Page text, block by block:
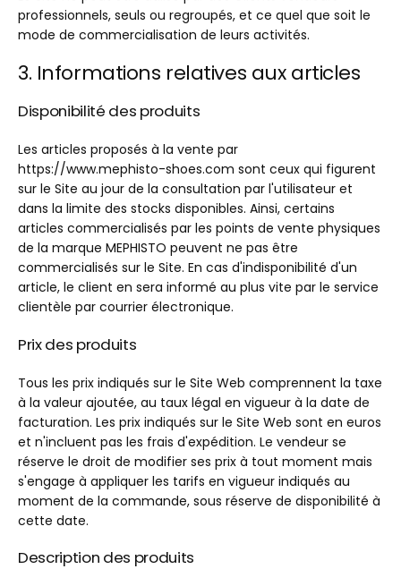
professionnels, seuls ou regroupés, et ce quel que soit le
mode de commercialisation de leurs activités.
3. Informations relatives aux articles
Disponibilité des produits
Les articles proposés à la vente par
https://www.mephisto-shoes.com sont ceux qui figurent
sur le Site au jour de la consultation par l'utilisateur et
dans la limite des stocks disponibles. Ainsi, certains
articles commercialisés par les points de vente physiques
de la marque MEPHISTO peuvent ne pas être
commercialisés sur le Site. En cas d'indisponibilité d'un
article, le client en sera informé au plus vite par le service
clientèle par courrier électronique.
Prix des produits
Tous les prix indiqués sur le Site Web comprennent la taxe
à la valeur ajoutée, au taux légal en vigueur à la date de
facturation. Les prix indiqués sur le Site Web sont en euros
et n'incluent pas les frais d'expédition. Le vendeur se
réserve le droit de modifier ses prix à tout moment mais
s'engage à appliquer les tarifs en vigueur indiqués au
moment de la commande, sous réserve de disponibilité à
cette date.
Description des produits